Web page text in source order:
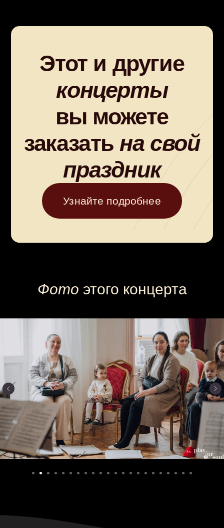
Фото этого концерта
Купитебилет
на концерт